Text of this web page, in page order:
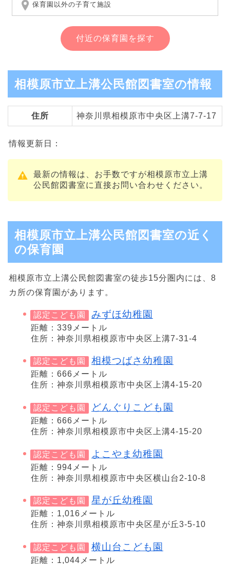
保育園以外の子育て施設
付近の保育園を探す
相模原市立上溝公民館図書室の情報
住所 神奈川県相模原市中央区上溝7-7-17
情報更新日：
最新の情報は、お手数ですが相模原市立上溝
公民館図書室に直接お問い合わせください。
相模原市立上溝公民館図書室の近く
の保育園
相模原市立上溝公民館図書室の徒歩15分圏内には、8
カ所の保育園があります。
認定こども園 みずほ幼稚園
距離：339メートル
住所：神奈川県相模原市中央区上溝7-31-4
認定こども園 相模つばさ幼稚園
距離：666メートル
住所：神奈川県相模原市中央区上溝4-15-20
認定こども園 どんぐりこども園
距離：666メートル
住所：神奈川県相模原市中央区上溝4-15-20
認定こども園 よこやま幼稚園
距離：994メートル
住所：神奈川県相模原市中央区横山台2-10-8
認定こども園 星が丘幼稚園
距離：1,016メートル
住所：神奈川県相模原市中央区星が丘3-5-10
認定こども園 横山台こども園
距離：1,044メートル